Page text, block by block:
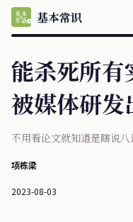
基本常识
能杀死所有
被媒体研发
不用看论文就知道是瞎说八
项栋梁
2023-08-03